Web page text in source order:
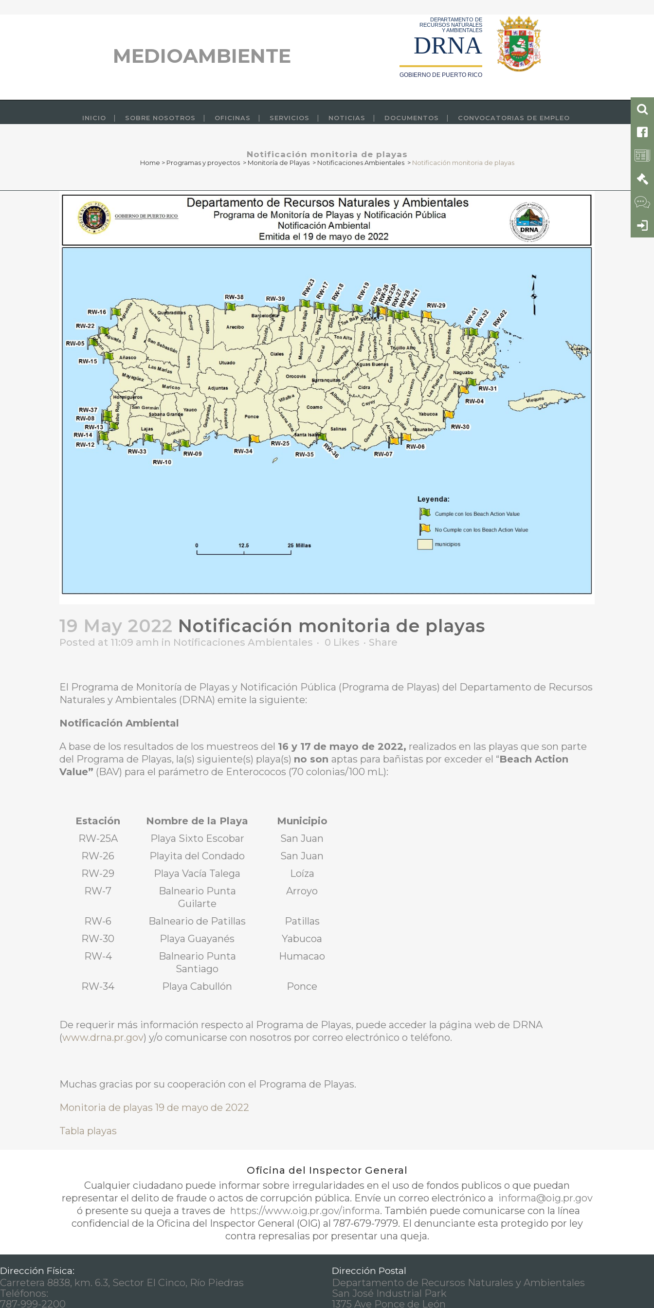
MEDIOAMBIENTE
DEPARTAMENTO DE
RECURSOS NATURALES
Y AMBIENTALES
DRNA
GOBIERNO DE PUERTO RICO
INICIO SOBRE NOSOTROS OFICINAS SERVICIOS NOTICIAS DOCUMENTOS CONVOCATORIAS DE EMPLEO
Notificación monitoria de playas
Home > Programas y proyectos > Monitoría de Playas > Notificaciones Ambientales > Notificación monitoria de playas
19 May 2022 Notificación monitoria de playas
Posted at 11:09 amh in Notificaciones Ambientales 0 Likes Share
El Programa de Monitoría de Playas y Notificación Pública (Programa de Playas) del Departamento de Recursos
Naturales y Ambientales (DRNA) emite la siguiente:
Notificación Ambiental
A base de los resultados de los muestreos del 16 y 17 de mayo de 2022, realizados en las playas que son parte
del Programa de Playas, la(s) siguiente(s) playa(s) no son aptas para bañistas por exceder el “Beach Action
Value” (BAV) para el parámetro de Enterococos (70 colonias/100 mL):
Estación Nombre de la Playa
Municipio
RW-25A
Playa Sixto Escobar
San Juan
RW-26
Playita del Condado
San Juan
RW-29
Playa Vacía Talega
Loíza
RW-7
Balneario Punta
Guilarte
Arroyo
RW-6 Balneario de Patillas
Patillas
RW-30
Playa Guayanés
Yabucoa
RW-4
Balneario Punta
Santiago
Humacao
RW-34 Playa Cabullón Ponce
De requerir más información respecto al Programa de Playas, puede acceder la página web de DRNA
(www.drna.pr.gov) y/o comunicarse con nosotros por correo electrónico o teléfono.
Muchas gracias por su cooperación con el Programa de Playas.
Monitoria de playas 19 de mayo de 2022
Tabla playas
Oficina del Inspector General
Cualquier ciudadano puede informar sobre irregularidades en el uso de fondos publicos o que puedan
representar el delito de fraude o actos de corrupción pública. Envíe un correo electrónico a informa@oig.pr.gov
ó presente su queja a traves de https://www.oig.pr.gov/informa. También puede comunicarse con la línea
confidencial de la Oficina del Inspector General (OIG) al 787-679-7979. El denunciante esta protegido por ley
contra represalias por presentar una queja.
Dirección Física:
Carretera 8838, km. 6.3, Sector El Cinco, Río Piedras
Teléfonos:
787-999-2200
Dirección Postal
Departamento de Recursos Naturales y Ambientales
San José Industrial Park
1375 Ave Ponce de León